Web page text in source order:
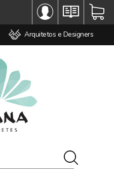
Arquitetos e Designers